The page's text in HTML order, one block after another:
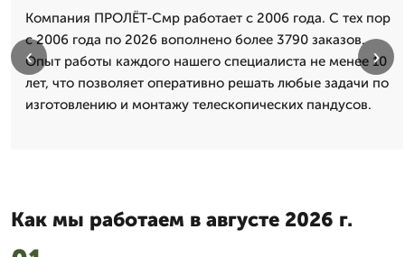
Компания ПРОЛЁТ-Смр работает с 2006 года. С тех пор
с 2006 года по 2026 вополнено более 3790 заказов.
Опыт работы каждого нашего специалиста не менее 10
лет, что позволяет оперативно решать любые задачи по
изготовлению и монтажу телескопических пандусов.
‹ ›
Как мы работаем в августе 2026 г.